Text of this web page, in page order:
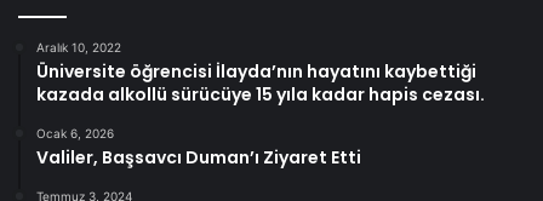
Aralık 10, 2022
Üniversite öğrencisi İlayda’nın hayatını kaybettiği
kazada alkollü sürücüye 15 yıla kadar hapis cezası.
Ocak 6, 2026
Valiler, Başsavcı Duman’ı Ziyaret Etti
Temmuz 3, 2024